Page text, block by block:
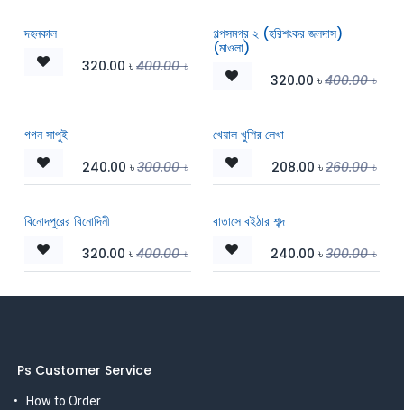
দহনকাল
320.00 ৳400.00৳
গল্পসমগ্র ২ (হরিশংকর জলদাস)
(মাওলা)
320.00 ৳400.00৳
গগন সাপুই
240.00 ৳300.00৳
খেয়াল খুশির লেখা
208.00 ৳260.00৳
বিনোদপুরের বিনোদিনী
320.00 ৳400.00৳
বাতাসে বইঠার শব্দ
240.00 ৳300.00৳
Ps Customer Service
How to Order